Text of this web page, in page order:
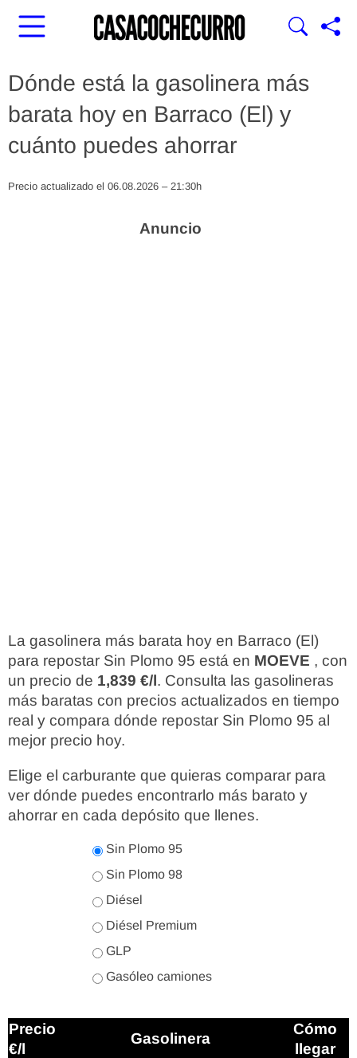
Dónde está la gasolinera más
barata hoy en Barraco (El) y
cuánto puedes ahorrar
Precio actualizado el 06.08.2026 – 21:30h
La gasolinera más barata hoy en Barraco (El)
para repostar Sin Plomo 95 está en MOEVE , con
un precio de 1,839 €/l. Consulta las gasolineras
más baratas con precios actualizados en tiempo
real y compara dónde repostar Sin Plomo 95 al
mejor precio hoy.
Elige el carburante que quieras comparar para
ver dónde puedes encontrarlo más barato y
ahorrar en cada depósito que llenes.
Sin Plomo 95
Sin Plomo 98
Diésel
Diésel Premium
GLP
Gasóleo camiones
Precio
€/l
Gasolinera
Cómo
llegar